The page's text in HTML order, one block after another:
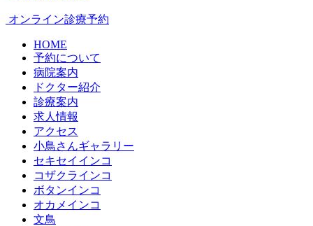
オンライン診療予約
HOME
予約について
病院案内
ドクター紹介
診療案内
求人情報
アクセス
小鳥さんギャラリー
セキセイインコ
コザクラインコ
ボタンインコ
オカメインコ
文鳥